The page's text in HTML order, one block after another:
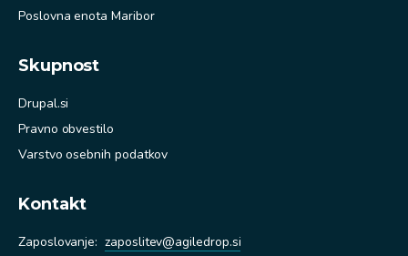
Poslovna enota Maribor
Skupnost
Drupal.si
Pravno obvestilo
Varstvo osebnih podatkov
Kontakt
Zaposlovanje: zaposlitev@agiledrop.si